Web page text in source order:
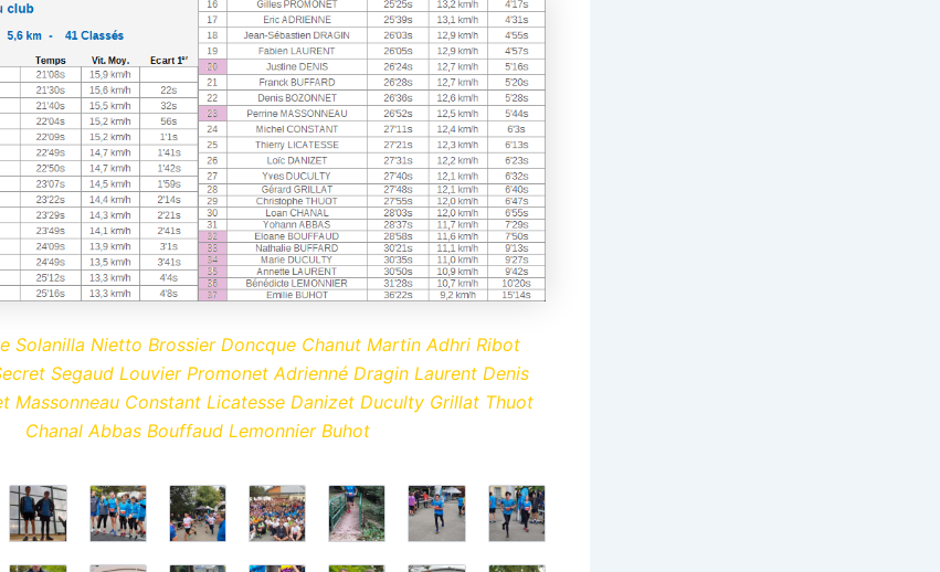
Solanilla Nietto Brossier Doncque Chanut Martin Adhri Ribot
Segaud Louvier Promonet Adrienné Dragin Laurent Denis
Massonneau Constant Licatesse Danizet Duculty Grillat Thuot
Chanal Abbas Bouffaud Lemonnier Buhot